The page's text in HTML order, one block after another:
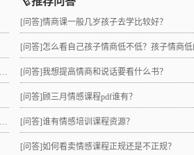
[问答]情商课一般几岁孩子去学比较好？
[问答] 怎么看自己孩子情商低不低？孩子情商低的10大特征
[问答]我想提高情商和说话要看什么书？
[问答]顾三月情感课程pdf谁有？
[问答]谁有情感培训课程资源？
[问答]如何看卖情感课程正规还是不正规？